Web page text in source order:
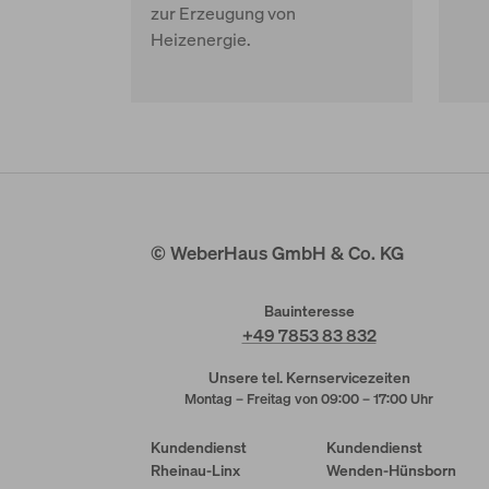
zur Erzeugung von
Heizenergie.
© WeberHaus GmbH & Co. KG
Bauinteresse
+49 7853 83 832
Unsere tel. Kernservicezeiten
Montag – Freitag von 09:00 – 17:00 Uhr
Kundendienst
Rheinau-Linx
Kundendienst
Wenden-Hünsborn